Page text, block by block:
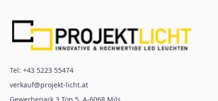
Tel: +43 5223 55474
verkauf@projekt-licht.at